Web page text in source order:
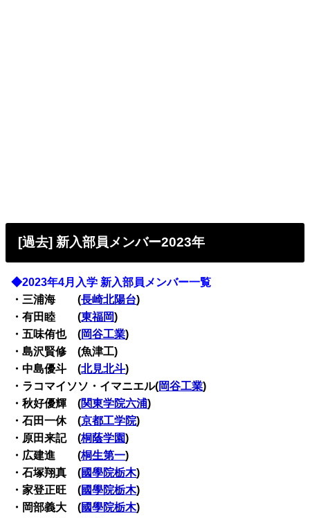
[過去] 新入部員メンバー2023年
◆2023年4月入学 新入部員メンバー一覧
・三浦海 (長崎北陽台)
・有田睦 (東福岡)
・五味侑也 (岡谷工業)
・島沢賢修 (魚津工)
・中島優斗 (北見北斗)
・ラコマイソソ・イマニエル(岡谷工業)
・秋好優輝 (関東学院六浦)
・石田一休 (京都工学院)
・原田来記 (桐蔭学園)
・広建進 (桐生第一)
・石塚翔真 (國學院栃木)
・家登正旺 (國學院栃木)
・岡部義大 (國學院栃木)